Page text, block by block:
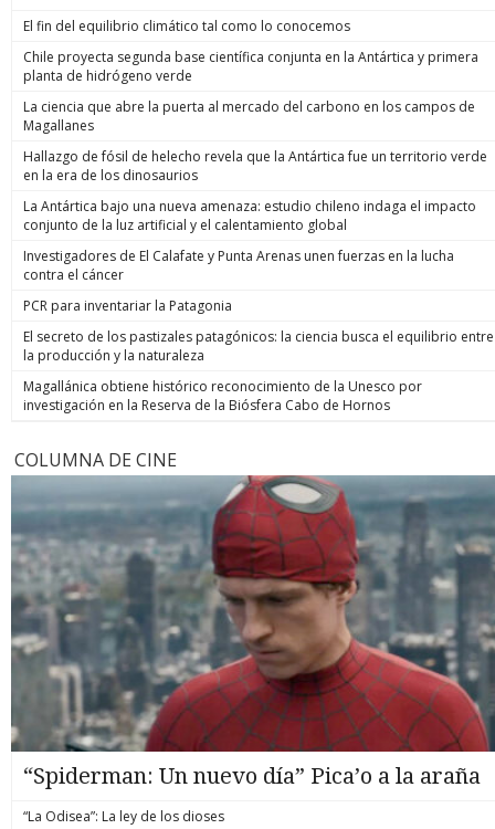
El fin del equilibrio climático tal como lo conocemos
Chile proyecta segunda base científica conjunta en la Antártica y primera
planta de hidrógeno verde
La ciencia que abre la puerta al mercado del carbono en los campos de
Magallanes
Hallazgo de fósil de helecho revela que la Antártica fue un territorio verde
en la era de los dinosaurios
La Antártica bajo una nueva amenaza: estudio chileno indaga el impacto
conjunto de la luz artificial y el calentamiento global
Investigadores de El Calafate y Punta Arenas unen fuerzas en la lucha
contra el cáncer
PCR para inventariar la Patagonia
El secreto de los pastizales patagónicos: la ciencia busca el equilibrio entre
la producción y la naturaleza
Magallánica obtiene histórico reconocimiento de la Unesco por
investigación en la Reserva de la Biósfera Cabo de Hornos
COLUMNA DE CINE
“Spiderman: Un nuevo día” Pica’o a la araña
“La Odisea”: La ley de los dioses